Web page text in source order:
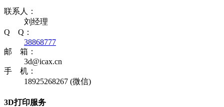
联系人：
刘经理
Q Q：
38868777
邮 箱：
3d@icax.cn
手 机：
18925268267 (微信)
3D打印服务